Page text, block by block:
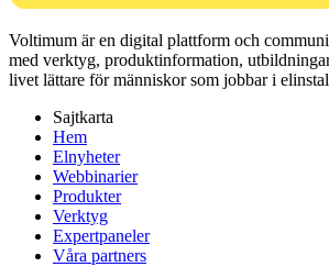
Voltimum är en digital plattform och
med verktyg, produktinformation,
livet lättare för människor som jobbar i
Sajtkarta
Hem
Elnyheter
Webbinarier
Produkter
Verktyg
Expertpaneler
Våra partners